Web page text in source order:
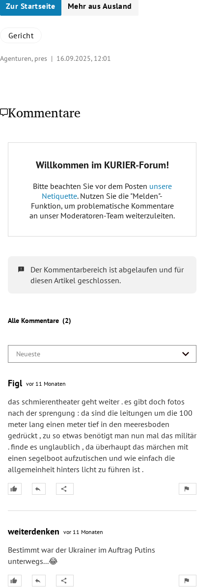
Zur Startseite Mehr aus Ausland
Gericht
Agenturen, pres | 16.09.2025, 12:01
Kommentare